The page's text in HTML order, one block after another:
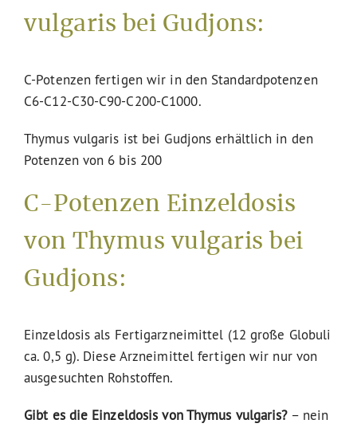
vulgaris bei Gudjons:
C-Potenzen fertigen wir in den Standardpotenzen
C6-C12-C30-C90-C200-C1000.
Thymus vulgaris ist bei Gudjons erhältlich in den
Potenzen von 6 bis 200
C-Potenzen Einzeldosis
von Thymus vulgaris bei
Gudjons:
Einzeldosis als Fertigarzneimittel (12 große Globuli
ca. 0,5 g). Diese Arzneimittel fertigen wir nur von
ausgesuchten Rohstoffen.
Gibt es die Einzeldosis von Thymus vulgaris?– nein